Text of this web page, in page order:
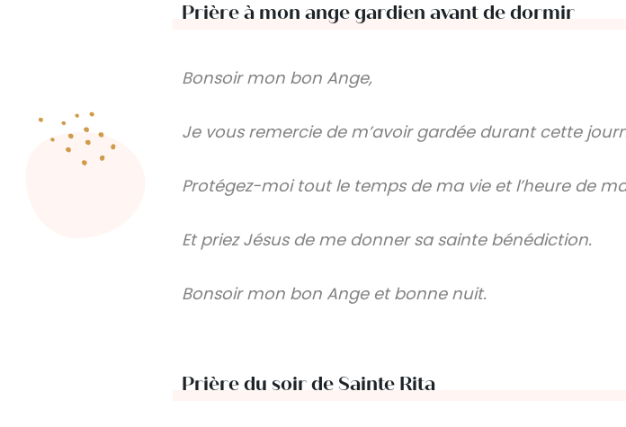
Prière à mon ange gardien avant de dormir
Bonsoir mon bon Ange,
Je vous remercie de m’avoir gardée durant cette
Protégez-moi tout le temps de ma vie et l’heure de
Et priez Jésus de me donner sa sainte bénédiction.
Bonsoir mon bon Ange et bonne nuit.
Prière du soir de Sainte Rita